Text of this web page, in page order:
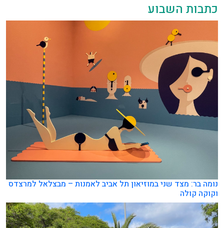
כתבות השבוע
נומה בר: מצד שני במוזיאון תל אביב לאמנות – מבצלאל למרצדס
וקוקה קולה